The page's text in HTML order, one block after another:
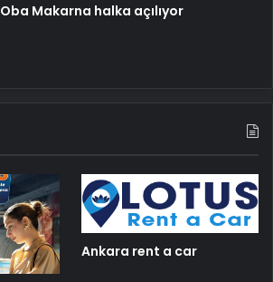
Oba Makarna halka açılıyor
Ankara rent a car